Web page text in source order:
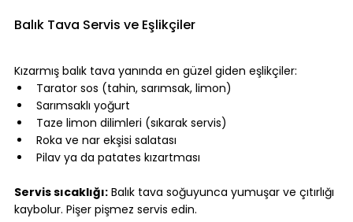
Balık Tava Servis ve Eşlikçiler
Kızarmış balık tava yanında en güzel giden eşlikçiler:
Tarator sos (tahin, sarımsak, limon)
Sarımsaklı yoğurt
Taze limon dilimleri (sıkarak servis)
Roka ve nar ekşisi salatası
Pilav ya da patates kızartması
Servis sıcaklığı: Balık tava soğuyunca yumuşar ve çıtırlığı
kaybolur. Pişer pişmez servis edin.